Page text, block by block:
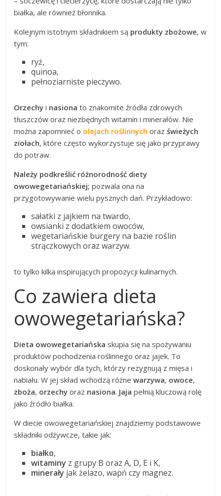
białka, ale również błonnika.
Kolejnym istotnym składnikiem są produkty zbożowe, w
tym:
ryż,
quinoa,
pełnoziarniste pieczywo.
Orzechy i nasiona to znakomite źródła zdrowych
tłuszczów oraz niezbędnych witamin i minerałów. Nie
można zapomnieć o olejach roślinnych orazświeżych
ziołach, które często wykorzystuje się jako przyprawy
do potraw.
Należy podkreślić różnorodność diety
owowegetariańskiej; pozwala ona na
przygotowywanie wielu pysznych dań. Przykładowo:
sałatki z jajkiem na twardo,
owsianki z dodatkiem owoców,
wegetariańskie burgery na bazie roślin
strączkowych oraz warzyw.
to tylko kilka inspirujących propozycji kulinarnych.
Co zawiera dieta
owowegetariańska?
Dieta owowegetariańska skupia się na spożywaniu
produktów pochodzenia roślinnego oraz jajek. To
doskonały wybór dla tych, którzy rezygnują z mięsa i
nabiału. W jej skład wchodzą różnewarzywa, owoce,
zboża, orzechy oraz nasiona. Jaja pełnią kluczową rolę
jako źródło białka.
W diecie owowegetariańskiej znajdziemy podstawowe
składniki odżywcze, takie jak:
białko,
witaminy z grupy B oraz A, D, E i K,
minerały jak żelazo, wapń czy magnez.